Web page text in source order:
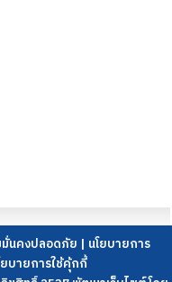
มั่นคงปลอดภัย | นโยบายการ
ยบายการใช้คุ้กกี้